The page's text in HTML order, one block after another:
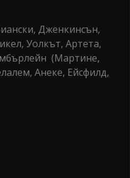
Дженкинсън,
Уолкът, Артета,
(Мартине,
Анеке, Ейсфилд,